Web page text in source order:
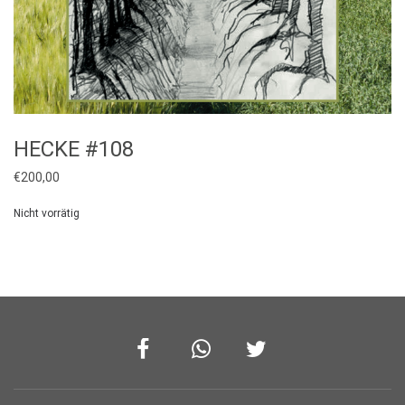
HECKE #108
€200,00
Nicht vorrätig
Facebook Whatsapp